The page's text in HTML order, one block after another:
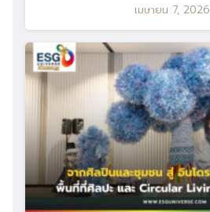
เมษายน 7, 2026